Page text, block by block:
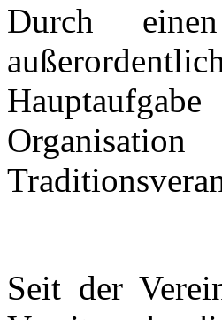
Durch
Seit der